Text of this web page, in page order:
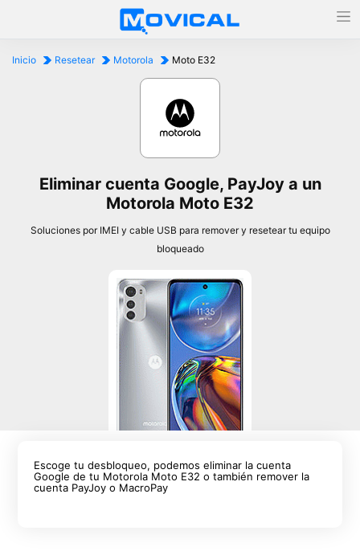
Inicio Resetear Motorola Moto E32
Eliminar cuenta Google, PayJoy a un
Motorola Moto E32
Soluciones por IMEI y cable USB para remover y resetear tu equipo
bloqueado
Escoge tu desbloqueo, podemos eliminar la cuenta
Google de tu Motorola Moto E32 o también remover la
cuenta PayJoy o MacroPay